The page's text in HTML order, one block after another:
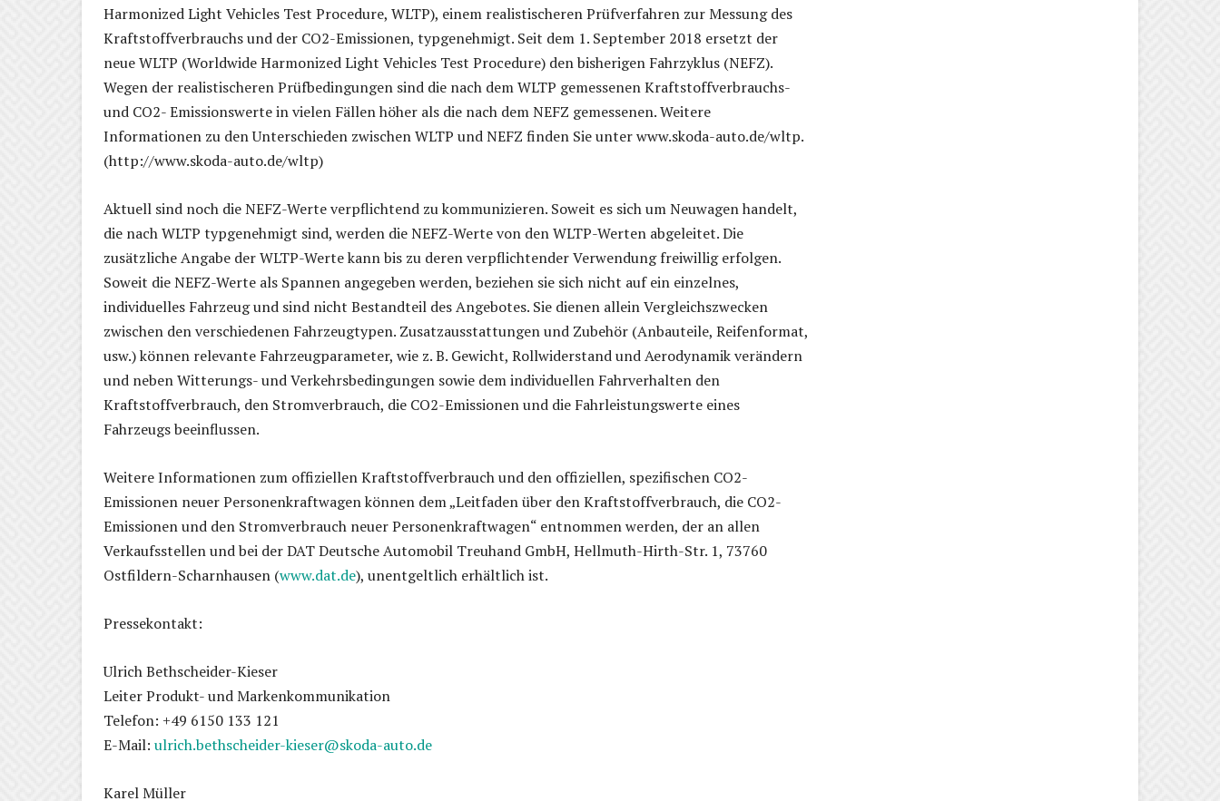
Harmonized Light Vehicles Test Procedure, WLTP), einem realistischeren Prüfverfahren zur Messung des
Kraftstoffverbrauchs und der CO2-Emissionen, typgenehmigt. Seit dem 1. September 2018 ersetzt der
neue WLTP (Worldwide Harmonized Light Vehicles Test Procedure) den bisherigen Fahrzyklus (NEFZ).
Wegen der realistischeren Prüfbedingungen sind die nach dem WLTP gemessenen Kraftstoffverbrauchs-
und CO2- Emissionswerte in vielen Fällen höher als die nach dem NEFZ gemessenen. Weitere
Informationen zu den Unterschieden zwischen WLTP und NEFZ finden Sie unter www.skoda-auto.de/wltp.
(http://www.skoda-auto.de/wltp)
Aktuell sind noch die NEFZ-Werte verpflichtend zu kommunizieren. Soweit es sich um Neuwagen handelt,
die nach WLTP typgenehmigt sind, werden die NEFZ-Werte von den WLTP-Werten abgeleitet. Die
zusätzliche Angabe der WLTP-Werte kann bis zu deren verpflichtender Verwendung freiwillig erfolgen.
Soweit die NEFZ-Werte als Spannen angegeben werden, beziehen sie sich nicht auf ein einzelnes,
individuelles Fahrzeug und sind nicht Bestandteil des Angebotes. Sie dienen allein Vergleichszwecken
zwischen den verschiedenen Fahrzeugtypen. Zusatzausstattungen und Zubehör (Anbauteile, Reifenformat,
usw.) können relevante Fahrzeugparameter, wie z. B. Gewicht, Rollwiderstand und Aerodynamik verändern
und neben Witterungs- und Verkehrsbedingungen sowie dem individuellen Fahrverhalten den
Kraftstoffverbrauch, den Stromverbrauch, die CO2-Emissionen und die Fahrleistungswerte eines
Fahrzeugs beeinflussen.
Weitere Informationen zum offiziellen Kraftstoffverbrauch und den offiziellen, spezifischen CO2-
Emissionen neuer Personenkraftwagen können dem „Leitfaden über den Kraftstoffverbrauch, die CO2-
Emissionen und den Stromverbrauch neuer Personenkraftwagen“ entnommen werden, der an allen
Verkaufsstellen und bei der DAT Deutsche Automobil Treuhand GmbH, Hellmuth-Hirth-Str. 1, 73760
Ostfildern-Scharnhausen (www.dat.de), unentgeltlich erhältlich ist.
Pressekontakt:
Ulrich Bethscheider-Kieser
Leiter Produkt- und Markenkommunikation
Telefon: +49 6150 133 121
E-Mail: ulrich.bethscheider-kieser@skoda-auto.de
Karel Müller